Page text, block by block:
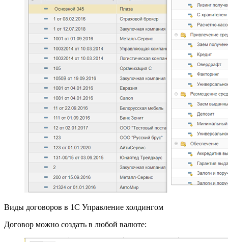
Виды договоров в 1С Управление холдингом
Договор можно создать в любой валюте: